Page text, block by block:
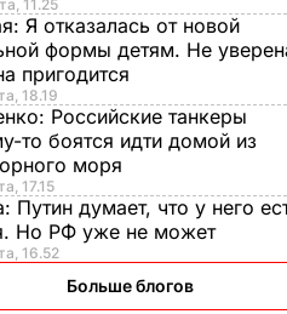
11.25
Я отказалась от новой
формы детям. Не
пригодится
18.19
Российские танкеры
то боятся идти домой из
моря
17.15
Путин думает, что у него
Но РФ уже не может
16.52
Больше блогов